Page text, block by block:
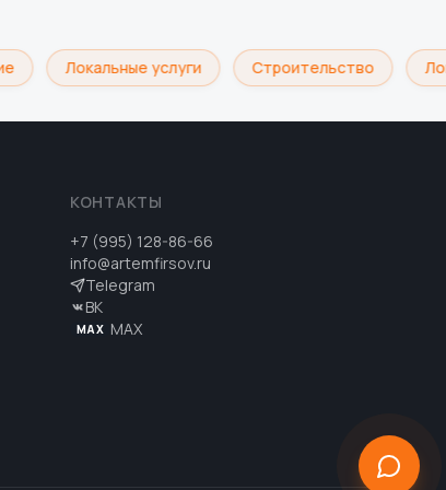
Локальные услуги Строительство
КОНТАКТЫ
+7 (995) 128-86-66
info@artemfirsov.ru
Telegram
ВК
MAX MAX